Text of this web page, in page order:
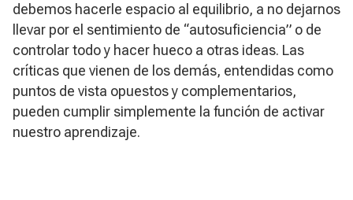
debemos hacerle espacio al equilibrio, a no dejarnos
llevar por el sentimiento de “autosuficiencia” o de
controlar todo y hacer hueco a otras ideas. Las
críticas que vienen de los demás, entendidas como
puntos de vista opuestos y complementarios,
pueden cumplir simplemente la función de activar
nuestro aprendizaje.